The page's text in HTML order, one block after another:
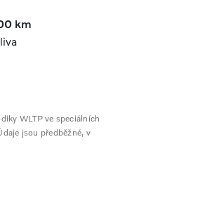
km
WLTP ve speciálních
jsou předběžné, v